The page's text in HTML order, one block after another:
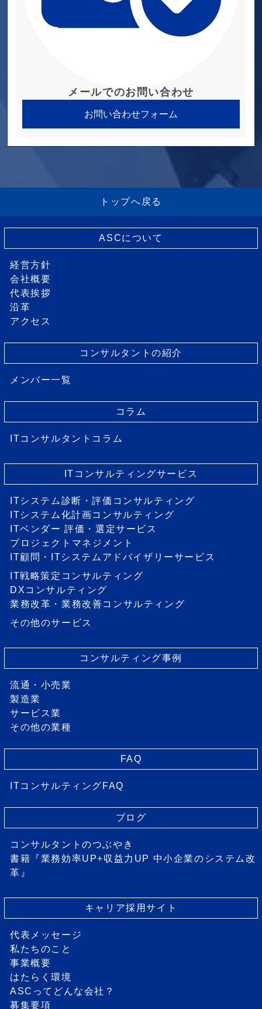
メールでのお問い合わせ
お問い合わせフォーム
トップへ戻る
ASCについて
経営方針
会社概要
代表挨拶
沿革
アクセス
コンサルタントの紹介
メンバー一覧
コラム
ITコンサルタントコラム
ITコンサルティングサービス
ITシステム診断・評価コンサルティング
ITシステム化計画コンサルティング
ITベンダー 評価・選定サービス
プロジェクトマネジメント
IT顧問・ITシステムアドバイザリーサービス
IT戦略策定コンサルティング
DXコンサルティング
業務改革・業務改善コンサルティング
その他のサービス
コンサルティング事例
流通・小売業
製造業
サービス業
その他の業種
FAQ
ITコンサルティングFAQ
ブログ
コンサルタントのつぶやき
書籍『業務効率UP+収益力UP 中小企業のシステム改
革』
キャリア採用サイト
代表メッセージ
私たちのこと
事業概要
はたらく環境
ASCってどんな会社？
募集要項